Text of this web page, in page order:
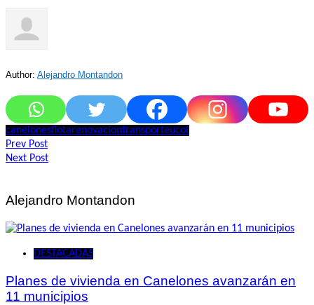
Author: Alejandro Montandon
canelonesflotarenovaciontransporteucot
Navegación
de
Prev Post
Next Post
Alejandro Montandon
DESTACADAS
Planes de vivienda en Canelones avanzarán en
11 municipios